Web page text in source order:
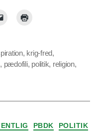
, krig-fred,
, pædofili, politik, religion,
PBDK
POLITIK